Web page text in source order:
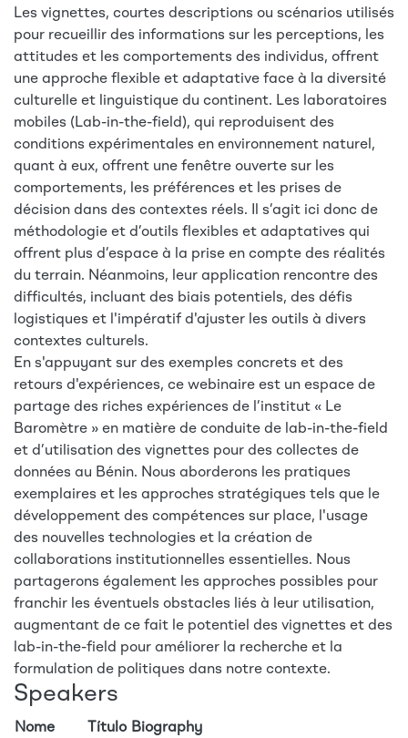
Les vignettes, courtes descriptions ou scénarios utilisés
pour recueillir des informations sur les perceptions, les
attitudes et les comportements des individus, offrent
une approche flexible et adaptative face à la diversité
culturelle et linguistique du continent. Les laboratoires
mobiles (Lab-in-the-field), qui reproduisent des
conditions expérimentales en environnement naturel,
quant à eux, offrent une fenêtre ouverte sur les
comportements, les préférences et les prises de
décision dans des contextes réels. Il s’agit ici donc de
méthodologie et d’outils flexibles et adaptatives qui
offrent plus d’espace à la prise en compte des réalités
du terrain. Néanmoins, leur application rencontre des
difficultés, incluant des biais potentiels, des défis
logistiques et l'impératif d'ajuster les outils à divers
contextes culturels.
En s'appuyant sur des exemples concrets et des
retours d'expériences, ce webinaire est un espace de
partage des riches expériences de l’institut « Le
Baromètre » en matière de conduite de lab-in-the-field
et d’utilisation des vignettes pour des collectes de
données au Bénin. Nous aborderons les pratiques
exemplaires et les approches stratégiques tels que le
développement des compétences sur place, l'usage
des nouvelles technologies et la création de
collaborations institutionnelles essentielles. Nous
partagerons également les approches possibles pour
franchir les éventuels obstacles liés à leur utilisation,
augmentant de ce fait le potentiel des vignettes et des
lab-in-the-field pour améliorer la recherche et la
formulation de politiques dans notre contexte.
Speakers
Nome Título Biography